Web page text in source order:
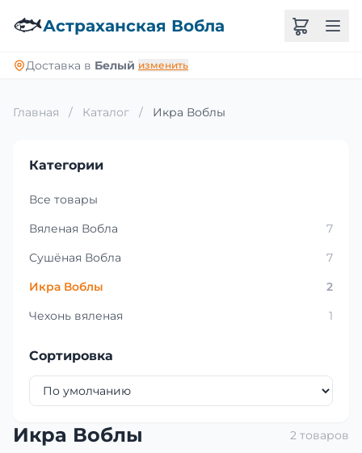
🐟Астраханская Вобла
Доставка в Белый изменить
Главная / Каталог / Икра Воблы
Категории
Все товары
Вяленая Вобла
7
Сушёная Вобла
7
Икра Воблы
2
Чехонь вяленая
1
Сортировка
Икра Воблы 2 товаров